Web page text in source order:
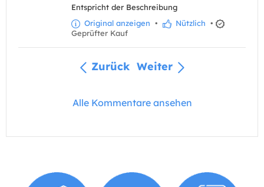
Entspricht der Beschreibung
Original anzeigen • Nützlich •
Geprüfter Kauf
Zurück Weiter
Alle Kommentare ansehen